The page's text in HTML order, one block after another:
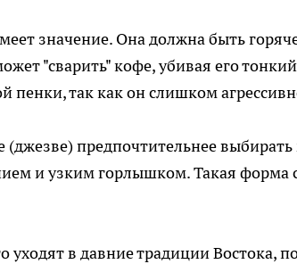
значение. Она должна быть
"сварить" кофе, убивая его
так как он слишком
(джезве) предпочтительнее
и узким горлышком. Такая форма
уходят в давние традиции Востока,